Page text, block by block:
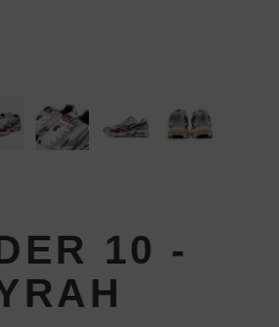
10 -